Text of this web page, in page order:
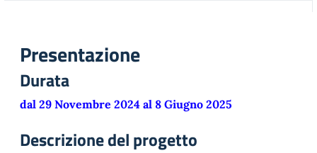
Presentazione
Durata
dal 29 Novembre 2024 al 8 Giugno 2025
Descrizione del progetto